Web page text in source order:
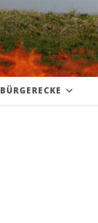
BÜRGERECKE